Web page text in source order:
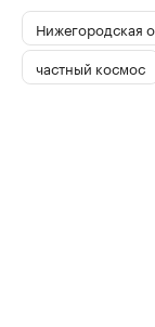
Нижегородская
частный космос